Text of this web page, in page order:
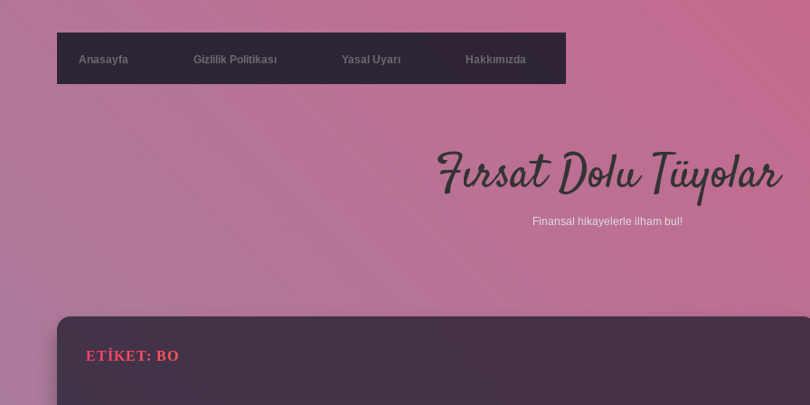
Anasayfa Gizlilik Politikası Yasal Uyarı Hakkımızda
Fırsat Dolu Tüyolar
Finansal hikayelerle ilham bul!
ETIKET: BO